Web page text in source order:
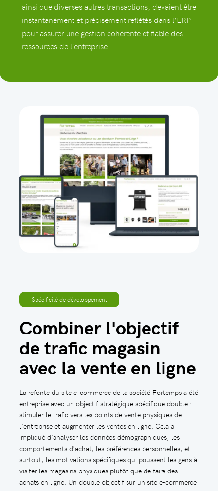
ainsi que diverses autres transactions, devaient être
instantanément et précisément reflétés dans l’ERP
pour assurer une gestion cohérente et fiable des
ressources de l’entreprise.
Spécificité de développement
Combiner l'objectif
de trafic magasin
avec la vente en ligne
La refonte du site e-commerce de la société Fortemps a été
entreprise avec un objectif stratégique spécifique double :
stimuler le trafic vers les points de vente physiques de
l'entreprise et augmenter les ventes en ligne. Cela a
impliqué d'analyser les données démographiques, les
comportements d'achat, les préférences personnelles, et
surtout, les motivations spécifiques qui poussent les gens à
visiter les magasins physiques plutôt que de faire des
achats en ligne. Un double objectif sur un site e-commerce